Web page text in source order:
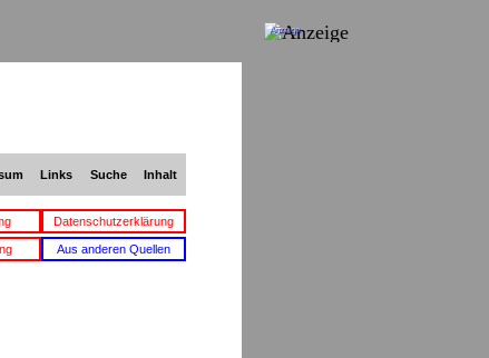
Links Suche Inhalt
Datenschutzerklärung
Aus anderen Quellen
Anzeige